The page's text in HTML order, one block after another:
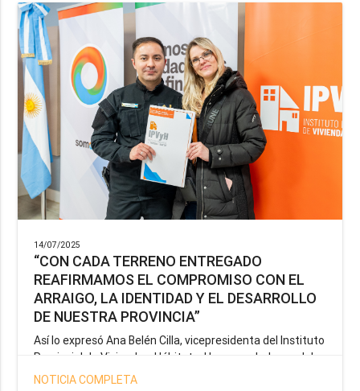
14/07/2025
“CON CADA TERRENO ENTREGADO
REAFIRMAMOS EL COMPROMISO CON EL
ARRAIGO, LA IDENTIDAD Y EL DESARROLLO
DE NUESTRA PROVINCIA”
Así lo expresó Ana Belén Cilla, vicepresidenta del Instituto
Provincial de Vivienda y Hábitat, al hacer un balance del
trabajo del organismo en el marco de la operatoria
NOTICIA COMPLETA